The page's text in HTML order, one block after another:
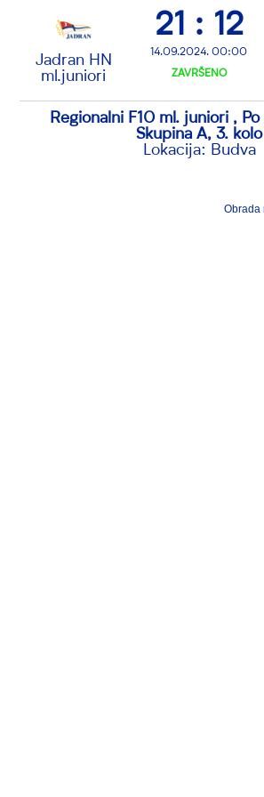
Jadran HN
ml.juniori
21 : 12
14.09.2024. 00:00
ZAVRŠENO
Regionalni F10 ml. juniori ,
Skupina A, 3. kolo
Lokacija: Budva
Obrada